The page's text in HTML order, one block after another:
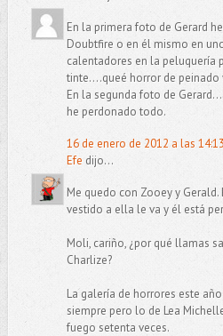
En la primera foto de Gerard
Doubtfire o en él mismo en
calentadores en la peluquería
tinte....queé horror de peinado
En la segunda foto de
he perdonado todo.
16 de enero de 2012 a las 14:13
Efe dijo...
Me quedo con Zooey y
vestido a ella le va y él está
Moli, cariño, ¿por qué llamas
Charlize?
La galería de horrores este
siempre pero lo de Lea
fuego setenta veces.